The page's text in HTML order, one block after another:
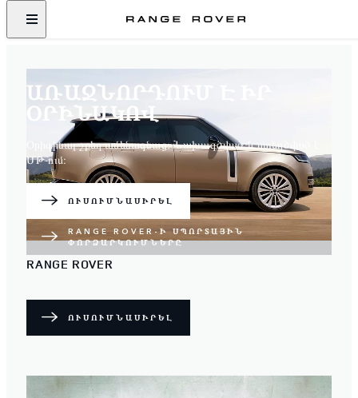
ԱՌԱՋՆՈՐԴՈՒՄ Է ԻՐ
ՕՐԻՆԱԿՈՎ
Օրիգինալ շքեղ ամենագնաց։ Նախագծված և ստեղծված է
ՄԹ-ում։
ՈՒՍՈՒՄՆԱՍԻՐԵԼ
RANGE ROVER-Ի ՍՊՈՐՏԱՅԻՆ
ՓՈՐՁԱՐԿՈՒՄՆԵՐԸ
RANGE ROVER
ՈՒՍՈՒՄՆԱՍԻՐԵԼ